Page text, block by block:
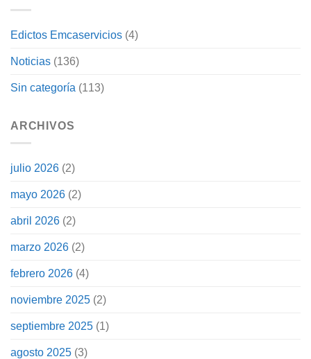
Edictos Emcaservicios (4)
Noticias (136)
Sin categoría (113)
ARCHIVOS
julio 2026 (2)
mayo 2026 (2)
abril 2026 (2)
marzo 2026 (2)
febrero 2026 (4)
noviembre 2025 (2)
septiembre 2025 (1)
agosto 2025 (3)